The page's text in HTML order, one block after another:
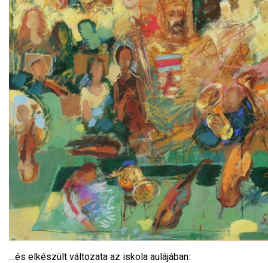
…és elkészült változata az iskola aulájában: